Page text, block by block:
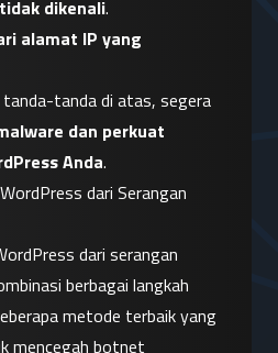
dikenali.
alamat IP yang
tanda-tanda di atas, segera
dan perkuat
Anda.
dari Serangan
dari serangan
berbagai langkah
metode terbaik yang
mencegah botnet